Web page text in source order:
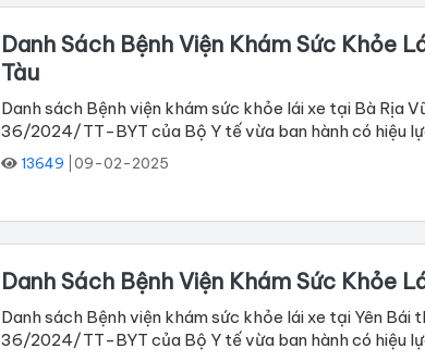
Danh Sách Bệnh Viện Khám Sức Khỏe
Tàu
Danh sách Bệnh viện khám sức khỏe lái xe tại Bà Rịa
36/2024/TT-BYT của Bộ Y tế vừa ban hành có hiệu
13649 09-02-2025
Danh Sách Bệnh Viện Khám Sức Khỏe
Danh sách Bệnh viện khám sức khỏe lái xe tại Yên Bái
36/2024/TT-BYT của Bộ Y tế vừa ban hành có hiệu